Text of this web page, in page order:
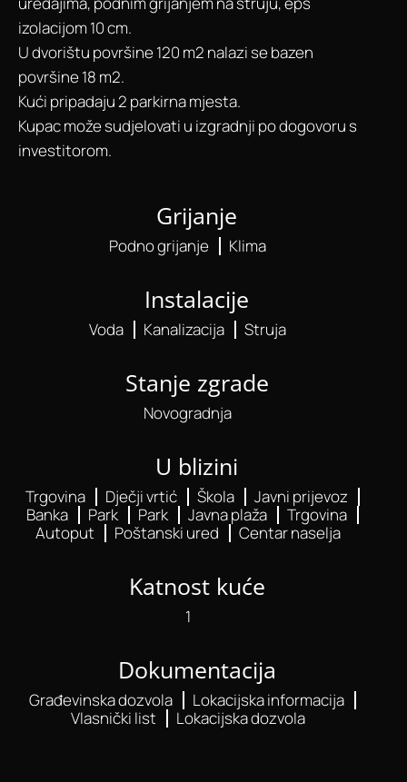
izolacijom 10 cm.
U dvorištu površine 120 m2 nalazi se bazen
površine 18 m2.
Kući pripadaju 2 parkirna mjesta.
Kupac može sudjelovati u izgradnji po dogovoru s
investitorom.
Grijanje
Podno grijanje Klima
Instalacije
Voda Kanalizacija Struja
Stanje zgrade
Novogradnja
U blizini
Trgovina Dječji vrtić Škola
Javni prijevoz
Banka
Park Park Javna plaža
Trgovina
Autoput
Poštanski ured Centar naselja
Katnost kuće
1
Dokumentacija
Građevinska dozvola
Lokacijska informacija
Vlasnički list
Lokacijska dozvola